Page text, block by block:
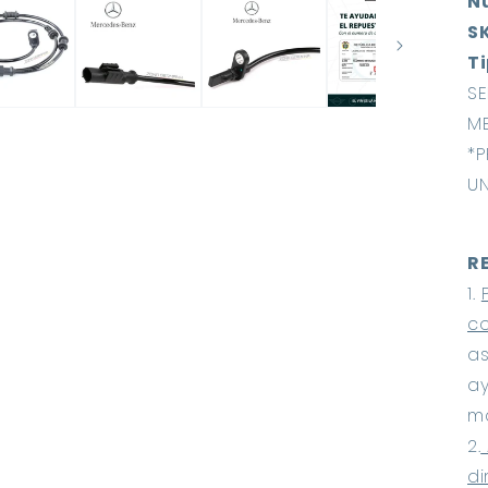
1.
2.